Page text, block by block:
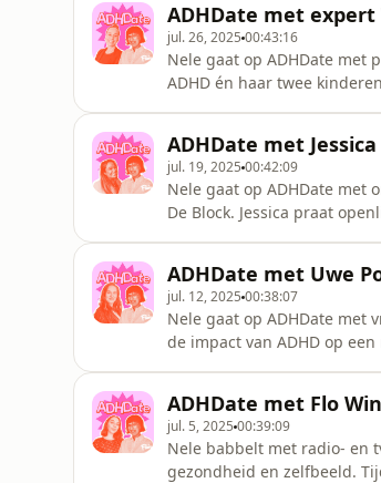
nieuwsgierigheid naar di
ADHDate met expert
jul. 26, 2025 00:43:16
Nele gaat op ADHDate met
ADHD én haar twee
pcm.adswizz.com for
ADHDate met
jul. 19, 2025 00:42:09
Nele gaat op ADHDate met
De Block. Jessica praat
information about our
ADHDate met Uwe
jul. 12, 2025 00:38:07
Nele gaat op ADHDate met
de impact van ADHD op
ADHDate met Flo
jul. 5, 2025 00:39:09
Nele babbelt met radio- en
gezondheid en zelfbeeld.